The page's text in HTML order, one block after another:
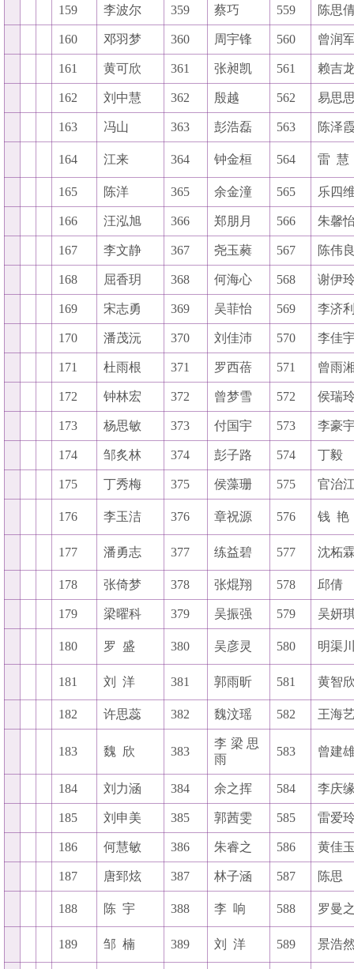
159 李波尔 359 蔡巧 559 陈思
160 邓羽梦 360 周宇锋 560 曾润
161 黄可欣 361 张昶凯 561 赖吉
162 刘中慧 362 殷越 562 易思
163 冯山 363 彭浩磊 563 陈泽
164 江来 364 钟金桓 564 雷 慧
165 陈洋 365 余金潼 565 乐四
166 汪泓旭 366 郑朋月 566 朱馨
167 李文静 367 尧玉蕤 567 陈伟
168 屈香玥 368 何海心 568 谢伊
169 宋志勇 369 吴菲怡 569 李济
170 潘茂沅 370 刘佳沛 570 李佳
171 杜雨根 371 罗西蓓 571 曾雨
172 钟林宏 372 曾梦雪 572 侯瑞
173 杨思敏 373 付国宇 573 李豪
174 邹炙林 374 彭子路 574 丁毅
175 丁秀梅 375 侯藻珊 575 官治
176 李玉洁 376 章祝源 576 钱 艳
177 潘勇志 377 练益碧 577 沈柘
178 张倚梦 378 张焜翔 578 邱倩
179 梁曜科 379 吴振强 579 吴妍
180 罗 盛 380 吴彦灵 580 明渠
181 刘 洋 381 郭雨昕 581 黄智
182 许思蕊 382 魏汶瑶 582 王海
183 魏 欣 383
李梁思
雨
583 曾建
184 刘力涵 384 余之挥 584 李庆
185 刘申美 385 郭茜雯 585 雷爱
186 何慧敏 386 朱睿之 586 黄佳
187 唐郅炫 387 林子涵 587 陈思
188 陈 宇 388 李 响 588 罗曼
189 邹 楠 389 刘 洋 589 景浩